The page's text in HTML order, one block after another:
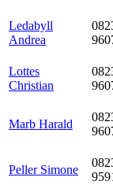
Ledabyll
Andrea
Lottes
Christian
Marb Harald
Peller Simone